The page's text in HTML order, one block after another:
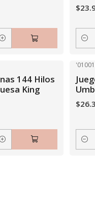
144 Hilos
King